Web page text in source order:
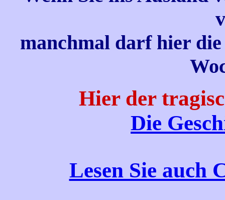
manchmal darf hier
Hier der
Die
Lesen Sie auch